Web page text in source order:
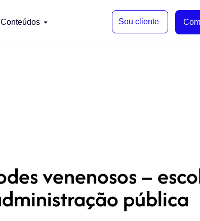
Conteúdos Sou cliente
venenosos –
pública